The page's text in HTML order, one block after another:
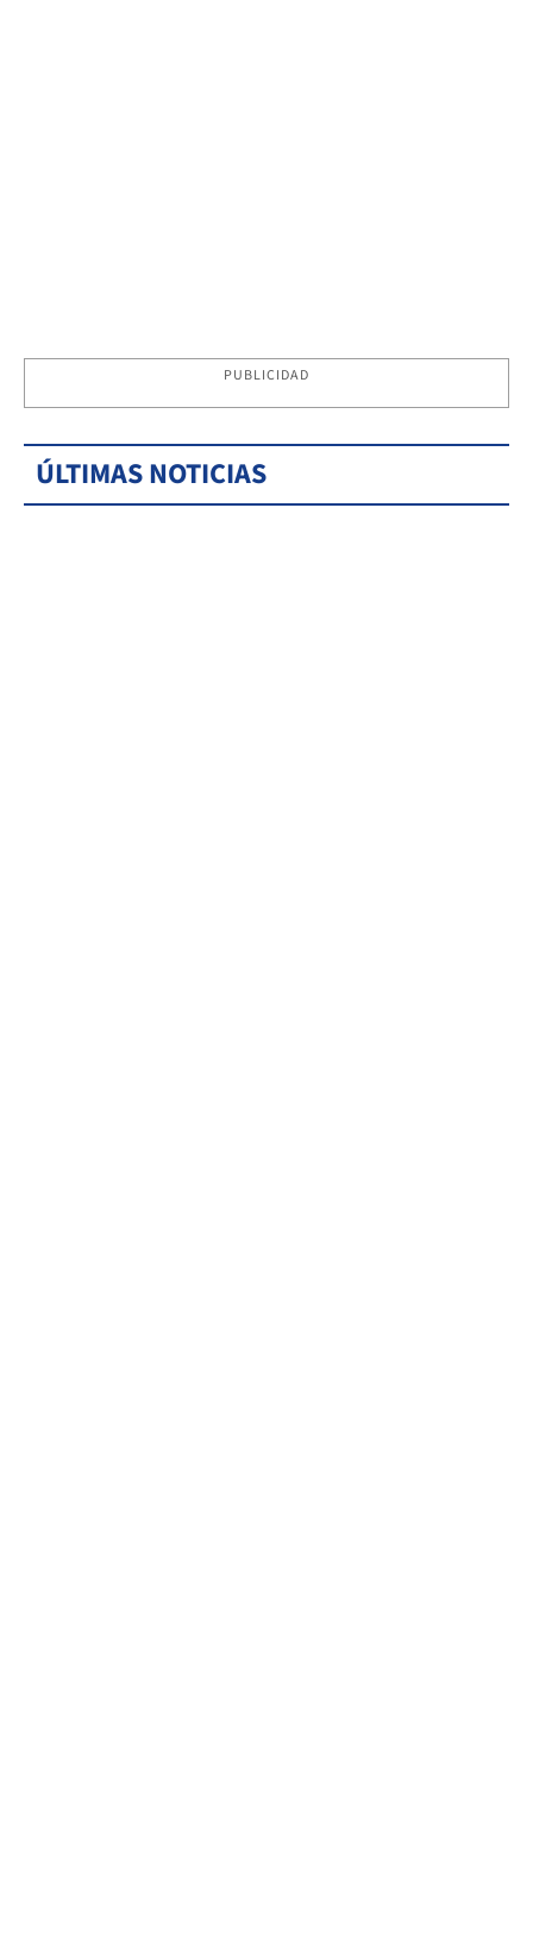
PUBLICIDAD
ÚLTIMAS NOTICIAS